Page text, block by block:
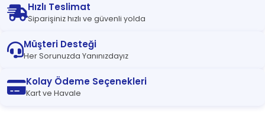
Hızlı Teslimat
Siparişiniz hızlı ve güvenli yolda
Müşteri Desteği
Her Sorunuzda Yanınızdayız
Kolay Ödeme Seçenekleri
Kart ve Havale